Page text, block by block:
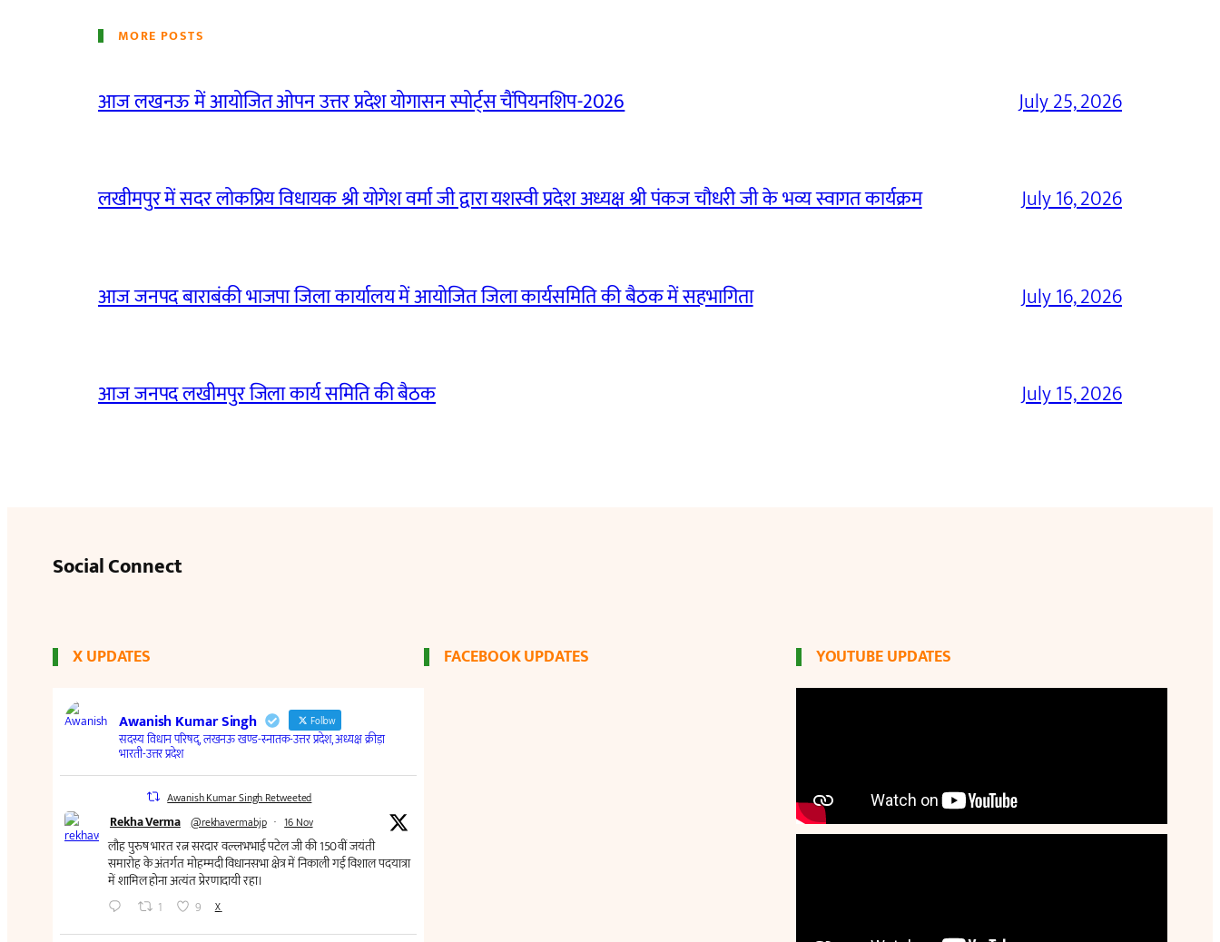
MORE POSTS
आज लखनऊ में आयोजित ओपन उत्तर प्रदेश योगासन स्पोर्ट्स चैंपियनशिप-2026 July 25, 2026
लखीमपुर में सदर लोकप्रिय विधायक श्री योगेश वर्मा जी द्वारा यशस्वी प्रदेश अध्यक्ष श्री पंकज चौधरी जी के भव्य स्वागत कार्यक्रम July 16, 2026
आज जनपद बाराबंकी भाजपा जिला कार्यालय में आयोजित जिला कार्यसमिति की बैठक में सहभागिता July 16, 2026
आज जनपद लखीमपुर जिला कार्य समिति की बैठक July 15, 2026
Social Connect
X UPDATES FACEBOOK UPDATES YOUTUBE UPDATES